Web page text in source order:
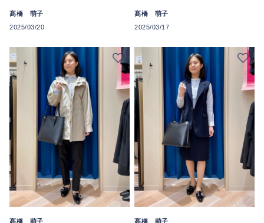
髙橋 萌子
2025/03/20
髙橋 萌子
2025/03/17
髙橋 萌子
髙橋 萌子